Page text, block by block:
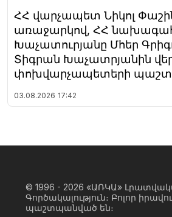
ՀՀ վարչապետ Նիկոլ
առաջարկով, ՀՀ
Խաչատուրյանը Մհեր
Տիգրան Խաչատրյանին
փոխվարչապետերի
03.08.2026 17:42
© 1996 - 2026 «ԱՌԿԱ»
Գործակալություն։ Բոլոր
պաշտպանված են։